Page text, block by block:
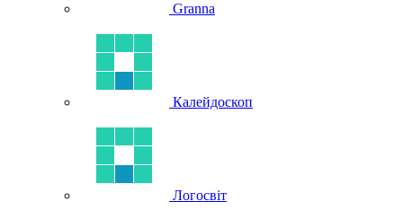
Granna
Калейдоскоп
Логосвіт